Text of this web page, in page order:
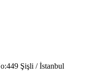
Şişli / İstanbul